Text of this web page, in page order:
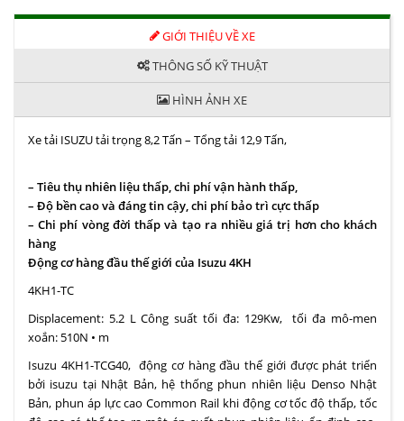
GIỚI THIỆU VỀ XE
THÔNG SỐ KỸ THUẬT
HÌNH ẢNH XE
Xe tải ISUZU tải trọng 8,2 Tấn – Tổng tải 12,9 Tấn,
– Tiêu thụ nhiên liệu thấp, chi phí vận hành thấp,
– Độ bền cao và đáng tin cậy, chi phí bảo trì cực thấp
– Chi phí vòng đời thấp và tạo ra nhiều giá trị hơn cho khách
hàng
Động cơ hàng đầu thế giới của Isuzu 4KH
4KH1-TC
Displacement: 5.2 L Công suất tối đa: 129Kw, tối đa mô-men
xoắn: 510N • m
Isuzu 4KH1-TCG40, động cơ hàng đầu thế giới được phát triển
bởi isuzu tại Nhật Bản, hệ thống phun nhiên liệu Denso Nhật
Bản, phun áp lực cao Common Rail khi động cơ tốc độ thấp, tốc